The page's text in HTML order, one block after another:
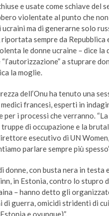
e usate come schiave del
violentate al punto che
ma di generarne solo
sempre da
le donne ucraine – dice
a stuprare
la moglie.
dell’Onu ha tenuto una
medici francesi, esperti in
i processi che verranno.
di occupazione e la
esecutivo di UN
parlare sempre più
donne, con busta nera in
in Estonia, contro lo
– hanno detto gli
di guerra, omicidi stridenti di
e ovunque)”.